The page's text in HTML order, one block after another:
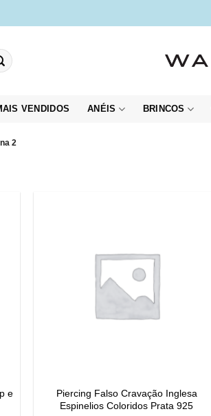
VENDIDOS ANÉIS BRINCOS
2
e
Piercing Falso Cravação Inglesa
Espinelios Coloridos Prata 925